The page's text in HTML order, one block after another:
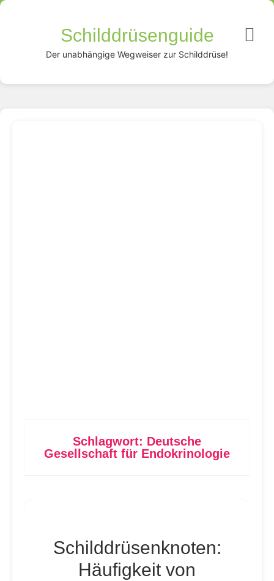
Schilddrüsenguide
Der unabhängige Wegweiser zur Schilddrüse!
Schlagwort: Deutsche
Gesellschaft für Endokrinologie
Schilddrüsenknoten:
Häufigkeit von